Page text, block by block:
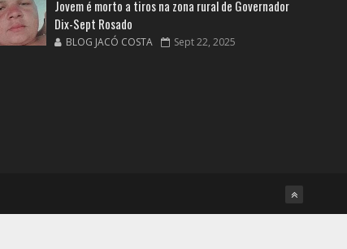
Jovem é morto a tiros na zona rural de Governador
Dix-Sept Rosado
BLOG JACÓ COSTA Sept 22, 2025